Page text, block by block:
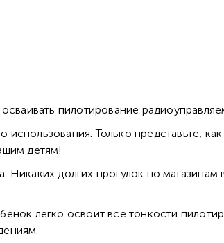
пилотирование
Только представьте,
детям!
долгих прогулок по
легко освоит все тонкости